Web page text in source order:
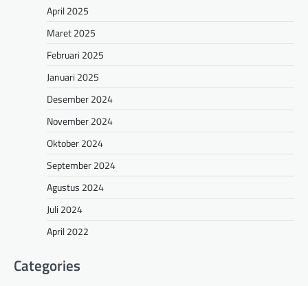
April 2025
Maret 2025
Februari 2025
Januari 2025
Desember 2024
November 2024
Oktober 2024
September 2024
Agustus 2024
Juli 2024
April 2022
Categories